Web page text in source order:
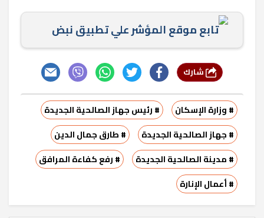
تابع موقع المؤشر علي تطبيق نبض
# وزارة الإسكان
# رئيس جهاز الصالحية الجديدة
# جهاز الصالحية الجديدة
# طارق جمال الدين
# مدينة الصالحية الجديدة
# رفع كفاءة المرافق
# أعمال الإنارة